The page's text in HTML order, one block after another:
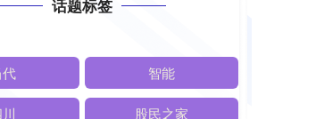
话题标签
智能
股民之家